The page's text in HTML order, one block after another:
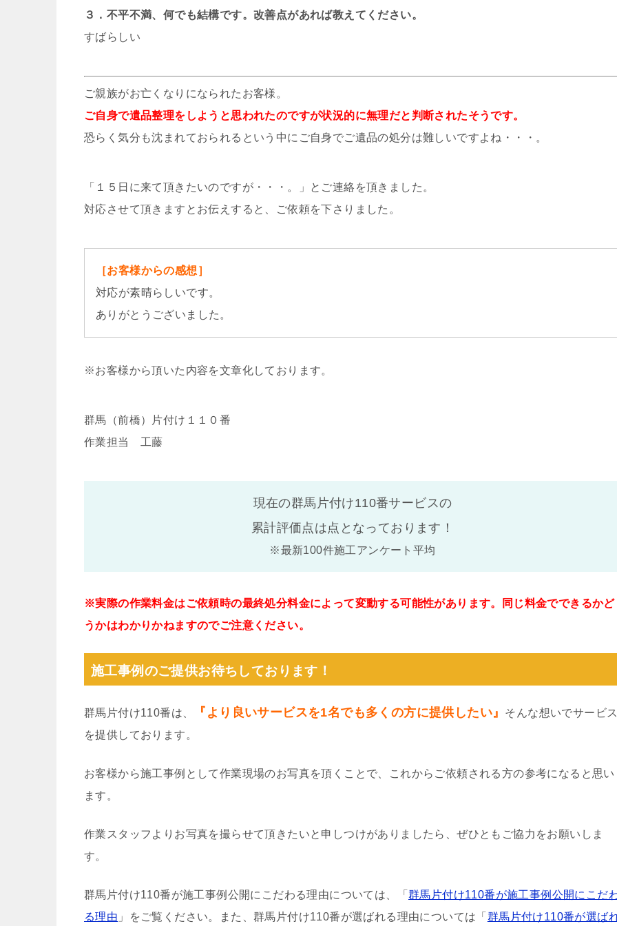
３．不平不満、何でも結構です。改善点があれば教えてください。
すばらしい
ご親族がお亡くなりになられたお客様。
ご自身で遺品整理をしようと思われたのですが状況的に無理だと判断されたそうです。
恐らく気分も沈まれておられるという中にご自身でご遺品の処分は難しいですよね・・・。
「１５日に来て頂きたいのですが・・・。」とご連絡を頂きました。
対応させて頂きますとお伝えすると、ご依頼を下さりました。
［お客様からの感想］
対応が素晴らしいです。
ありがとうございました。
※お客様から頂いた内容を文章化しております。
群馬（前橋）片付け１１０番
作業担当 工藤
現在の群馬片付け110番サービスの
累計評価点は点となっております！
※最新100件施工アンケート平均
※実際の作業料金はご依頼時の最終処分料金によって変動する可能性があります。同じ料金でできるかど
うかはわかりかねますのでご注意ください。
施工事例のご提供お待ちしております！
群馬片付け110番は、 『より良いサービスを1名でも多くの方に提供したい』
そんな想いでサービス
を提供しております。
お客様から施工事例として作業現場のお写真を頂くことで、これからご依頼される方の参考になると思い
ます。
作業スタッフよりお写真を撮らせて頂きたいと申しつけがありましたら、ぜひともご協力をお願いしま
す。
群馬片付け110番が施工事例公開にこだわる理由については、「 群馬片付け110番が施工事例公開にこだ
る理由 」をご覧ください。また、群馬片付け110番が選ばれる理由については「 群馬片付け110番が選ば